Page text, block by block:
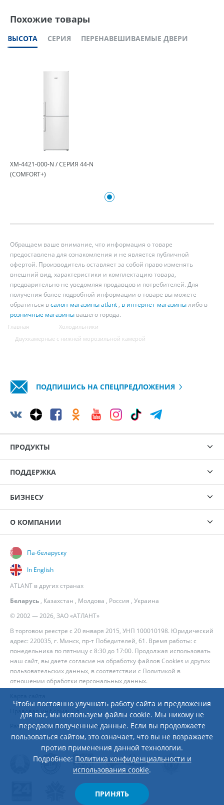
Чтобы постоянно улучшать работу сайта и предложения
для вас, мы используем файлы cookie. Мы никому не
передаем полученные данные. Если вы продолжаете
пользоваться сайтом, это означает, что вы не возражаете
против применения данной технологии.
Подробнее: Политика конфиденциальности и
использования cookie.
ПРИНЯТЬ
Похожие товары
ВЫСОТА СЕРИЯ ПЕРЕНАВЕШИВАЕМЫЕ ДВЕРИ
ХМ-4421-000-N / СЕРИЯ 44-N
(COMFORT+)
Обращаем ваше внимание, что информация о товаре
предоставлена для ознакомления и не является публичной
офертой. Производитель оставляет за собой право изменять
внешний вид, характеристики и комплектацию товара,
предварительно не уведомляя продавцов и потребителей. Для
получения более подробной информации о товаре вы можете
обратиться всалон-магазины atlant , в интернет-магазинылибо в
розничные магазины вашего города.
Главная
Холодильники
Двухкамерные с нижней морозильной камерой
ПОДПИШИСЬ НА СПЕЦПРЕДЛОЖЕНИЯ
ПРОДУКТЫ
ПОДДЕРЖКА
БИЗНЕСУ
О КОМПАНИИ
© 2002 — 2026, ЗАО «АТЛАНТ»
В торговом реестре с 20 января 2015, УНП 100010198. Юридический
адрес: 220035, г. Минск, пр-т Победителей, 61. Время работы: с
понедельника по пятницу с 8:30 до 17:00. Продолжая использовать
наш сайт, вы даете согласие на обработку файлов Cookies и других
пользовательских данных, в соответствии с Политикой в
отношении обработки персональных данных.
Разработка сайта— Новый Сайт
Па-беларуску
In English
ATLANT в других странах
Беларусь , Казахстан , Молдова , Россия , Украина